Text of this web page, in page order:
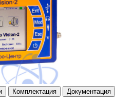
Комплектация Документация